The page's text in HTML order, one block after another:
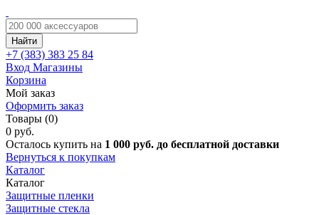
Найти
+7 (383) 383 25 84
Вход Магазины
Корзина
Мой заказ
Оформить заказ
Товары (0)
0 руб.
Осталось купить на 1 000 руб. до бесплатной доставки
Вернуться к покупкам
Каталог
Каталог
Защитные пленки
Защитные стекла